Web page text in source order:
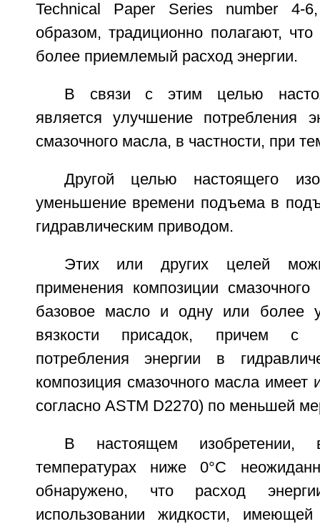
Technical Paper Series number 4-
образом, традиционно полагают,
более приемлемый расход энергии.
В связи с этим целью
является улучшение потребления
смазочного масла, в частности, при
Другой целью настоящего
уменьшение времени подъема в
гидравлическим приводом.
Этих или других целей
применения композиции
базовое масло и одну или более
вязкости присадок, причем с
потребления энергии в
композиция смазочного масла имеет
согласно ASTM D2270) по меньшей
В настоящем изобретении,
температурах ниже 0°С
обнаружено, что расход
использовании жидкости,